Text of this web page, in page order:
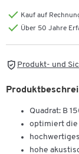
Kauf auf
Über 50 Jahre
Produkt- und
Quadrat: B
optimiert die
hohe